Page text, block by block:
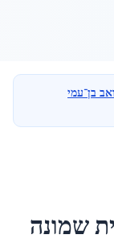
בן־עמי
שמונה